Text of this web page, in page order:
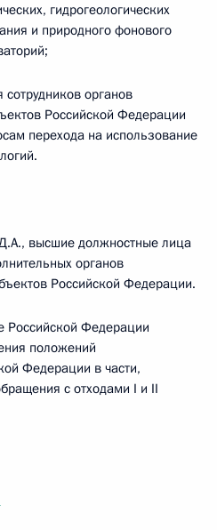
гидрогеологических
и природного фонового
органов
Российской Федерации
перехода на использование
высшие должностные лица
органов
Российской Федерации.
Российской Федерации
положений
Федерации в части,
с отходами I и II